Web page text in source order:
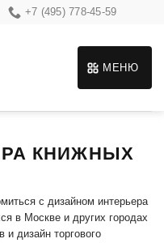
+7 (495) 778-45-59
МЕНЮ
КНИЖНЫХ
с дизайном интерьера
в Москве и других городах
и дизайн торгового